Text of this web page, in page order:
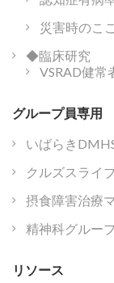
災害時のこ
◆臨床研究
VSRAD健常
グループ員専用
いばらき
クルズスライ
摂食障害治療
精神科グルー
リソース